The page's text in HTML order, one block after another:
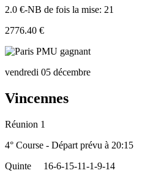
2.0 €-NB de fois la mise: 21
2776.40 €
vendredi 05 décembre
Vincennes
Réunion 1
4° Course - Départ prévu à 20:15
Quinte
16-6-15-11-1-9-14